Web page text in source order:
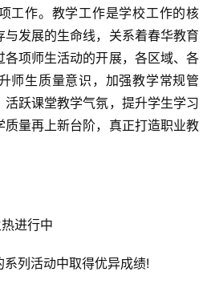
工作。教学工作是学校工作的核
发展的生命线，关系着春华教育
各项师生活动的开展，各区域、各
师生质量意识，加强教学常规管
跃课堂教学气氛，提升学生学习
质量再上新台阶，真正打造职业教
进行中
列活动中取得优异成绩!